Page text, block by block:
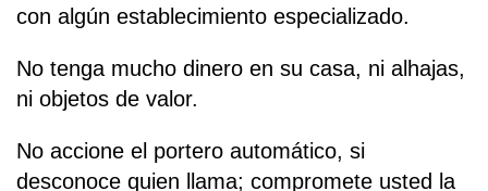
con algún establecimiento especializado.
No tenga mucho dinero en su casa, ni alhajas,
ni objetos de valor.
No accione el portero automático, si
desconoce quien llama; compromete usted la